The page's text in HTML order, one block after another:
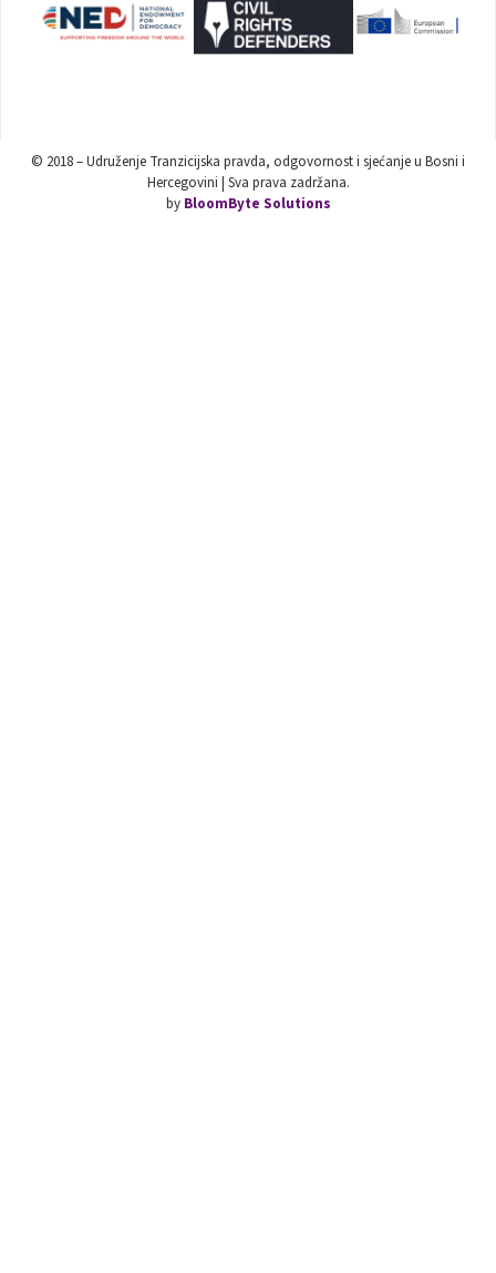
© 2018 – Udruženje Tranzicijska pravda, odgovornost i sjećanje u Bosni i
Hercegovini | Sva prava zadržana.
by BloomByte Solutions